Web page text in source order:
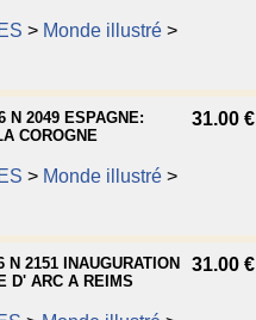
> Monde illustré>
N 2049 ESPAGNE:
COROGNE
> Monde illustré>
31.00 €
2151 INAUGURATION
D' ARC A REIMS
31.00 €